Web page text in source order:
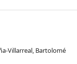
Villarreal, Bartolomé